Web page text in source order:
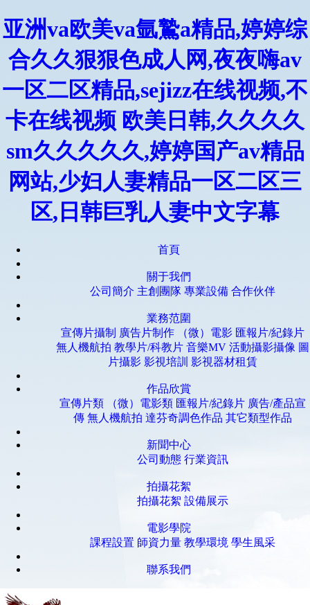
亚洲va欧美va氩鷙a精品,婷婷综
合久久狠狠色成人网,夜夜嗨av
一区二区精品,sejizz在线视频,不
卡在线视频 欧美日韩,久久久久
sm久久久久久,婷婷国产av精品
网站,少妇人妻精品一区二区三
区,日韩巨乳人妻中文字幕
首頁
關于我們
公司簡介 主創團隊 專業設備 合作伙伴
業務范圍
宣傳片攝制 廣告片制作 （微）電影 匯報片/紀錄片
無人機航拍 教學片/科教片 音樂MV 活動攝影攝像 圖
片攝影 影視培訓 影視器材租賃
作品欣賞
宣傳片類
（微）電影類 匯報片/紀錄片 廣告/產品宣
傳 無人機航拍 達芬奇調色作品 其它類型作品
新聞中心
公司動態 行業資訊
拍攝花絮
拍攝花絮 設備展示
電影學院
課程設置 師資力量 教學環境 學生風采
聯系我們